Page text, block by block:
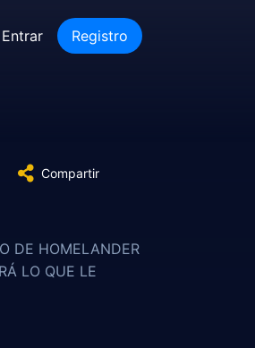
Entrar Registro
Compartir
DE HOMELANDER
LO QUE LE